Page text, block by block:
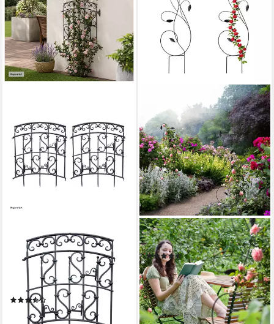
Rankgitter Rankgitter mit
Ornamenten Nessa Schwarz
2er-Set Set, 2 St., 2
Rankgitter, Rankhilfe Spalier
(2)
9,99 € UVP39,99 €
RELAXDAYS
Rankgitter Metall 2er Set
(2)
34,99 € UVP59,99 €
-42%
lieferbar - in 2-3 Werktagen bei dir